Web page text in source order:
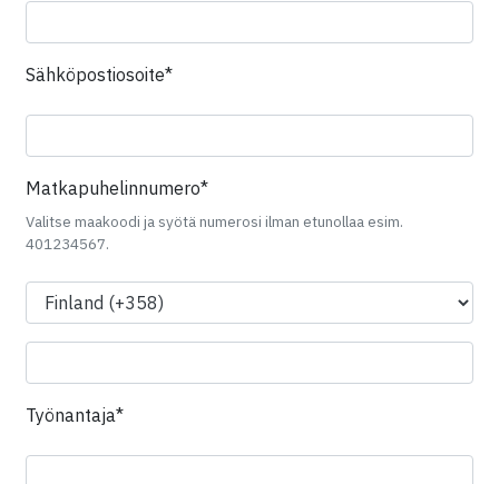
Sähköpostiosoite*
Matkapuhelinnumero*Kenttä on piilotettu
Valitse maakoodi ja syötä numerosi ilman etunollaa esim.
401234567.
Työnantaja*Kenttä on piilotettu